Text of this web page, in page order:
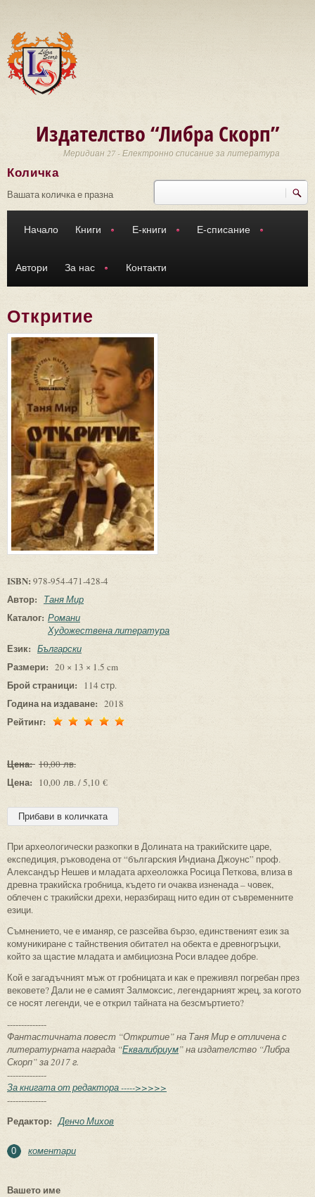
Издателство “Либра Скорп”
Меридиан 27 - Електронно списание за литература
Търси
Количка
Вашата количка е празна
Начало Книги Е-книги Е-списание
Автори За нас Контакти
Откритие
ISBN: 978-954-471-428-4
Автор: Таня Мир
Каталог: Романи
Художествена литература
Език: Български
Размери: 20 × 13 × 1.5 cm
Брой страници: 114 стр.
Година на издаване: 2018
Рейтинг:
Цена: 10,00 лв.
Цена: 10,00 лв. / 5,10 €
При археологически разкопки в Долината на тракийските царе,
експедиция, ръководена от “българския Индиана Джоунс” проф.
Александър Нешев и младата археоложка Росица Петкова, влиза в
древна тракийска гробница, където ги очаква изненада – човек,
облечен с тракийски дрехи, неразбиращ нито един от съвременните
езици.
Съмнението, че е иманяр, се разсейва бързо, единственият език за
комуникиране с тайнствения обитател на обекта е древногръцки,
който за щастие младата и амбициозна Роси владее добре.
Кой е загадъчният мъж от гробницата и как е преживял погребан през
вековете? Дали не е самият Залмоксис, легендарният жрец, за когото
се носят легенди, че е открил тайната на безсмъртието?
--------------
Фантастичната повест “Откритие” на Таня Мир е отличена с
литературната награда “Еквалибриум” на издателство “Либра
Скорп” за 2017 г.
--------------
За книгата от редактора ----->>>>>
--------------
Редактор: Денчо Михов
0 коментари
Вашето име